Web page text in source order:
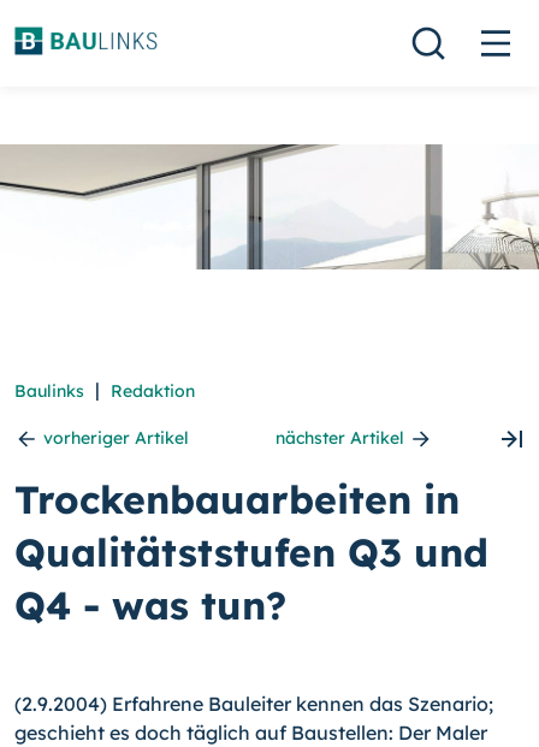
Baulinks | Redaktion
vorheriger Artikel nächster Artikel
Trockenbauarbeiten in
Qualitätststufen Q3 und
Q4 - was tun?
(2.9.2004) Erfahrene Bauleiter kennen das Szenario;
geschieht es doch täglich auf Baustellen: Der Maler